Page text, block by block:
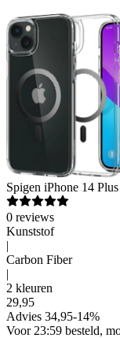
Spigen iPhone 14
0 reviews
Kunststof
|
Carbon Fiber
|
2 kleuren
29,95
Advies 34,95-14%
Voor 23:59 besteld,